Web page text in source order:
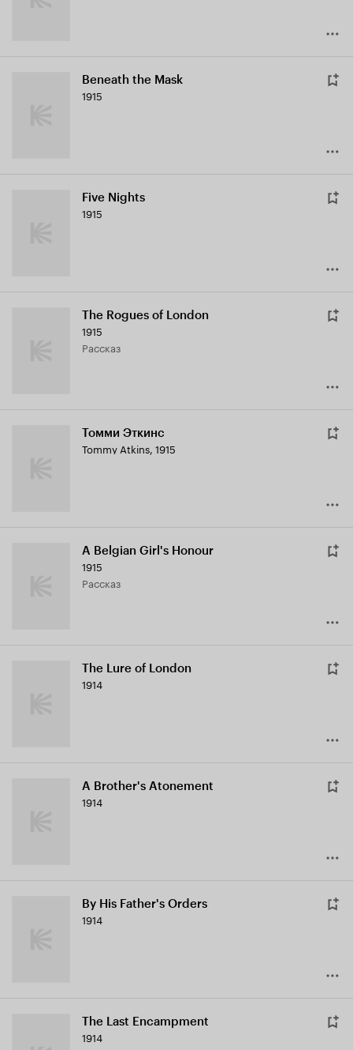
Beneath the Mask
1915
Five Nights
1915
The Rogues of London
1915
рассказ
Томми Эткинс
Tommy Atkins, 1915
A Belgian Girl's Honour
1915
рассказ
The Lure of London
1914
A Brother's Atonement
1914
By His Father's Orders
1914
The Last Encampment
1914